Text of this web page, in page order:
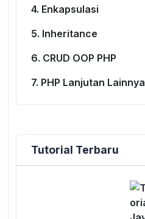
4. Enkapsulasi
5. Inheritance
6. CRUD OOP PHP
7. PHP Lanjutan Lainnya
Tutorial Terbaru